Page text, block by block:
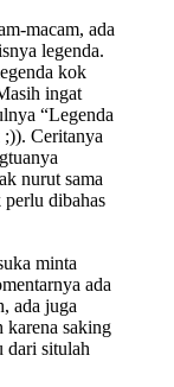
macam, ada
legenda.
kok
ingat
“Legenda
Ceritanya
nurut sama
dibahas
minta
ada
ada juga
karena saking
dari situlah